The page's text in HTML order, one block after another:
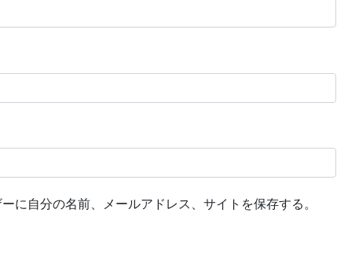
に自分の名前、メールアドレス、サイトを保存する。